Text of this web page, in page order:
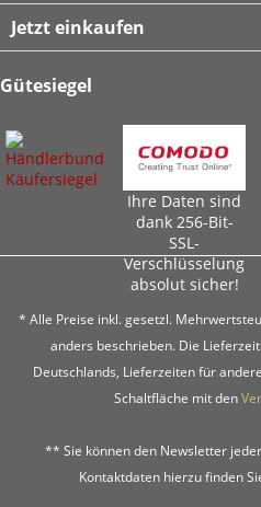
Jetzt einkaufen
Gütesiegel
Ihre Daten sind
dank 256-Bit-
SSL-
Verschlüsselung
absolut sicher!
* Alle Preise inkl. gesetzl.
anders beschrieben. Die
Deutschlands, Lieferzeiten für
Schaltfläche mit den
** Sie können den Newsletter
Kontaktdaten hierzu finden